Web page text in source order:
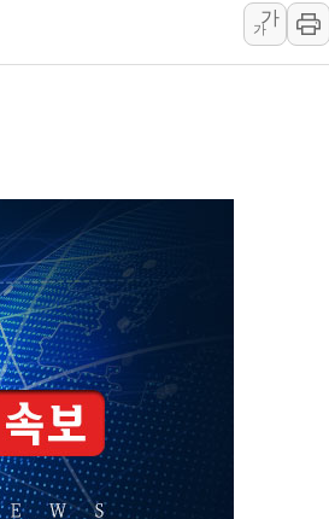
李대통령 "결혼 때문에
여수 오동도 인근 해상서
추미애, '위안부' 피해자
인천 선재도 갯벌서 해
'화합' 꺼낸 김민석에 '뻔
가
가